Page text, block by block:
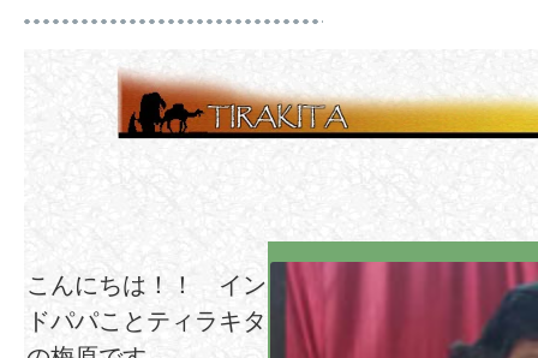
こんにちは！！ イン
ドパパことティラキタ